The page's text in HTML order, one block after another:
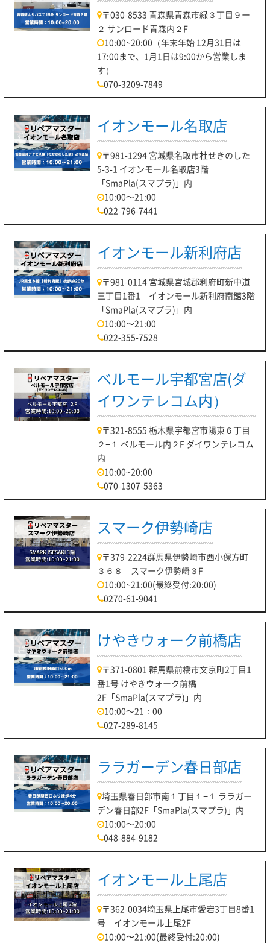
〒030-8533 青森県青森市緑３丁目９ー
２ サンロード青森内２F
10:00~20:00（年末年始 12月31日は
17:00まで、1月1日は9:00から営業しま
す）
070-3209-7849
イオンモール名取店
〒981-1294 宮城県名取市杜せきのした
5-3-1 イオンモール名取店3階
「SmaPla(スマプラ)」内
10:00～21:00
022-796-7441
イオンモール新利府店
〒981-0114 宮城県宮城郡利府町新中道
三丁目1番1 イオンモール新利府南館3階
「SmaPla(スマプラ)」内
10:00～21:00
022-355-7528
ベルモール宇都宮店(ダ
イワンテレコム内）
〒321-8555 栃木県宇都宮市陽東６丁目
２−１ ベルモール内２F ダイワンテレコム
内
10:00~20:00
070-1307-5363
スマーク伊勢崎店
〒379-2224群馬県伊勢崎市西小保方町
３６８ スマーク伊勢崎３F
10:00~21:00(最終受付:20:00)
0270-61-9041
けやきウォーク前橋店
〒371-0801 群馬県前橋市文京町2丁目1
番1号 けやきウォーク前橋
2F「SmaPla(スマプラ)」内
10:00～21：00
027-289-8145
ララガーデン春日部店
埼玉県春日部市南１丁目１−１ ララガー
デン春日部2F「SmaPla(スマプラ)」内
10:00～20:00
048-884-9182
イオンモール上尾店
〒362-0034埼玉県上尾市愛宕3丁目8番1
号 イオンモール上尾2F
10:00〜21:00(最終受付:20:00)